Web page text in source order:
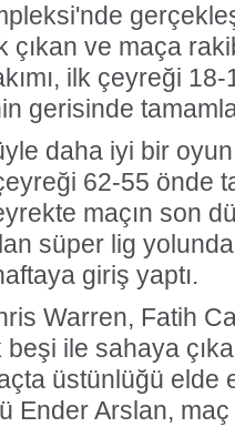
ve maça
ilk çeyreği
gerisinde
daha iyi bir
62-55 önde
maçın son
süper lig
giriş yaptı.
Warren, Fatih
ile sahaya
üstünlüğü elde
Ender Arslan, maç